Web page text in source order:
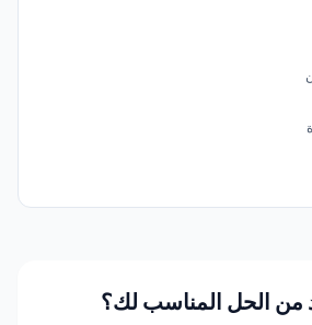
من الحل المناسب لك؟